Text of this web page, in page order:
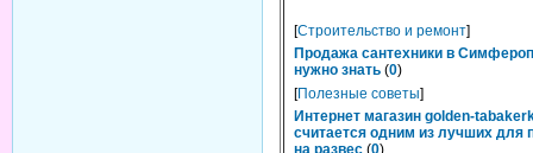
[Строительство и ремонт]
Продажа сантехники в
нужно знать (0)
[Полезные советы]
Интернет магазин golden-
считается одним из лучших для
на развес (0)